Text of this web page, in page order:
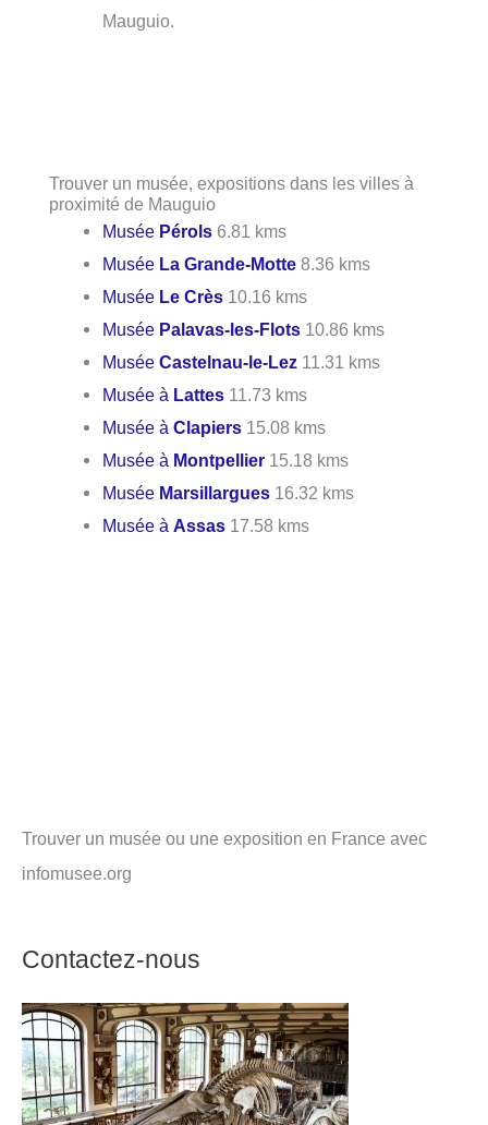
Mauguio.
Trouver un musée, expositions dans les villes à
proximité de Mauguio
Musée Pérols 6.81 kms
Musée La Grande-Motte 8.36 kms
Musée Le Crès 10.16 kms
Musée Palavas-les-Flots 10.86 kms
MuséeCastelnau-le-Lez 11.31 kms
Musée à Lattes 11.73 kms
Musée àClapiers 15.08 kms
Musée à Montpellier 15.18 kms
Musée Marsillargues 16.32 kms
Musée àAssas 17.58 kms
Trouver un musée ou une exposition en France avec
infomusee.org
Contactez-nous